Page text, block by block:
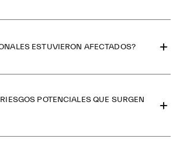
ESTUVIERON AFECTADOS?
POTENCIALES QUE SURGEN